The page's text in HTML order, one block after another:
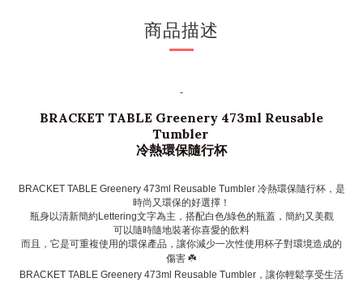
商品描述
-
BRACKET TABLE Greenery 473ml Reusable
Tumbler
冷熱環保隨行杯
BRACKET TABLE Greenery 473ml Reusable Tumbler 冷熱環保隨行杯，是
時尚又環保的好選擇！
瓶身以清新簡約Lettering文字為主，搭配白色/綠色的瓶蓋，簡約又美觀
可以隨時隨地裝著你喜愛的飲料
而且，它是可重複使用的環保產品，讓你減少一次性使用杯子對環境造成的
傷害 ☘️
BRACKET TABLE Greenery 473ml Reusable Tumbler，讓你輕鬆享受生活